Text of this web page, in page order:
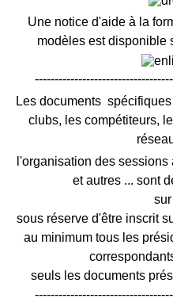
Une notice d'aide à la
modèles est disponible
Les documents
clubs, les compétiteurs,
l'organisation des
et autres ... sont
sous réserve d'être inscrit
au minimum tous les
seuls les documents